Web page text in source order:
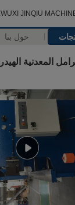
WUXI JINQIU
حول بنا